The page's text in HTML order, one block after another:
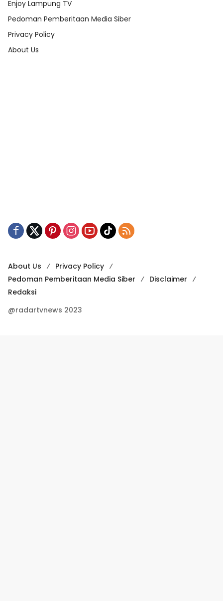
Enjoy Lampung TV
Pedoman Pemberitaan Media Siber
Privacy Policy
About Us
About Us
Privacy Policy
Pedoman Pemberitaan Media Siber
Disclaimer
Redaksi
@radartvnews 2023